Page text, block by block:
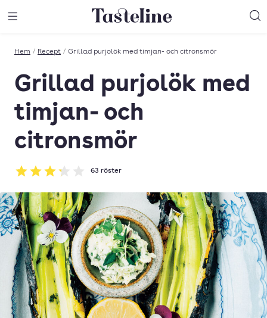
Till Tastelines startsida
Hem / Recept / Grillad purjolök med timjan- och citronsmör
Grillad purjolök med
timjan- och
citronsmör
Betyg: 3.25 av 5
63 röster